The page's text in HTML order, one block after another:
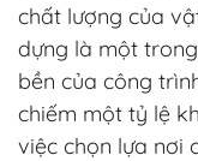
chất lượng của
dựng là một
bền của công
chiếm một tỷ lệ
việc chọn lựa nơi